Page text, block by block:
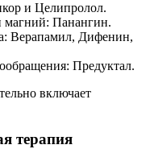
и Целипролол.
магний: Панангин.
Верапамил, Дифенин,
Предуктал.
включает
терапия